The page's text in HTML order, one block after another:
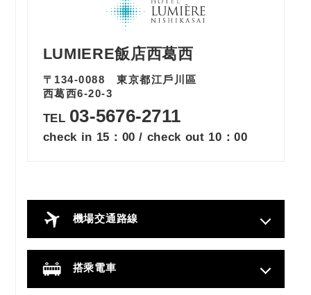
LUMIERE飯店西葛西
〒134-0088
東京都江戶川區
西葛西6-20-3
TEL 03-5676-2711
check in 15：00 / check out 10：00
機場交通路線
搭乘電車